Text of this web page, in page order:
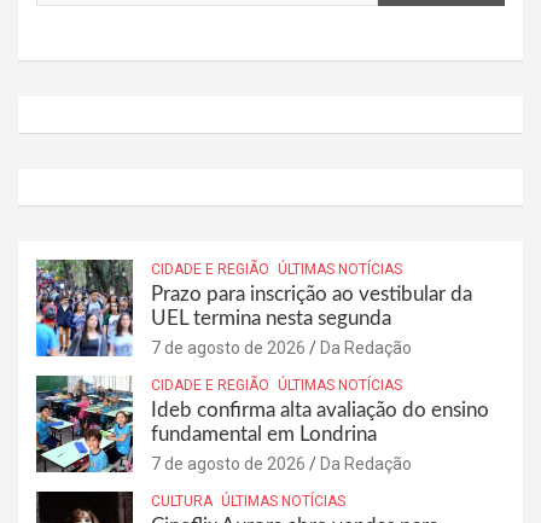
CIDADE E REGIÃO ÚLTIMAS NOTÍCIAS
Prazo para inscrição ao vestibular da
UEL termina nesta segunda
7 de agosto de 2026 Da Redação
CIDADE E REGIÃO ÚLTIMAS NOTÍCIAS
Ideb confirma alta avaliação do ensino
fundamental em Londrina
7 de agosto de 2026 Da Redação
CULTURA ÚLTIMAS NOTÍCIAS